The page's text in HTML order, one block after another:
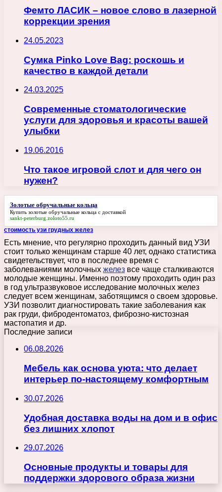
Фемто ЛАСИК – новое слово в лазерной
коррекции зрения
24.05.2023
Сумка Pinko Love Bag: роскошь и
качество в каждой детали
24.03.2025
Современные стоматологические
услуги для здоровья и красоты вашей
улыбки
19.06.2016
Что такое игровой слот и для чего он
нужен?
Золотые обручальные кольца
Купить золотые обручальные кольцас доставкой
sankt-peterburg.zoloto55.ru
стоимость узи грудных желез
Есть мнение, что регулярно проходить данный вид УЗИ
стоит только женщинам старше 40 лет, однако статистика
свидетельствует, что в последнее время с
заболеваниями молочных желез все чаще сталкиваются
молодые женщины. Именно поэтому проходить один раз
в год ультразвуковое исследование молочных желез
следует всем женщинам, заботящимся о своем здоровье.
УЗИ позволит диагностировать такие заболевания как
рак груди, фибродентоматоз, фиброзно-кистозная
мастопатия и др.
Последние записи
06.08.2026
Мебель как основа уюта: что делает
интерьер по-настоящему комфортным
30.07.2026
Удобная доставка воды на дом и в офис
без лишних хлопот
29.07.2026
Основные продукты и товары для
поддержки здорового образа жизни